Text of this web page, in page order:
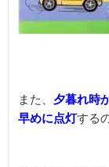
また、 夕暮れ時
早めに点灯する